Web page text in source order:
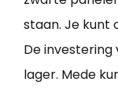
staan. Je kunt
De
lager. Mede